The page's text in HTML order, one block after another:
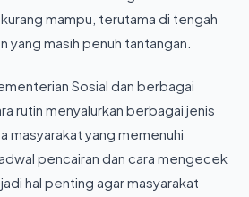
mampu, terutama di tengah
masih penuh tantangan.
Sosial dan berbagai
rutin menyalurkan berbagai jenis
masyarakat yang memenuhi
pencairan dan cara mengecek
hal penting agar masyarakat